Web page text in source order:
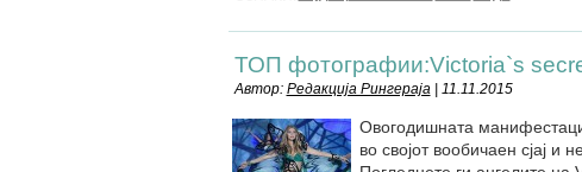
ТОП фотографии:Victoria`s
Автор: Редакција Рингераја| 11.11.2015
Овогодишната
во својот вообичаен сјај и